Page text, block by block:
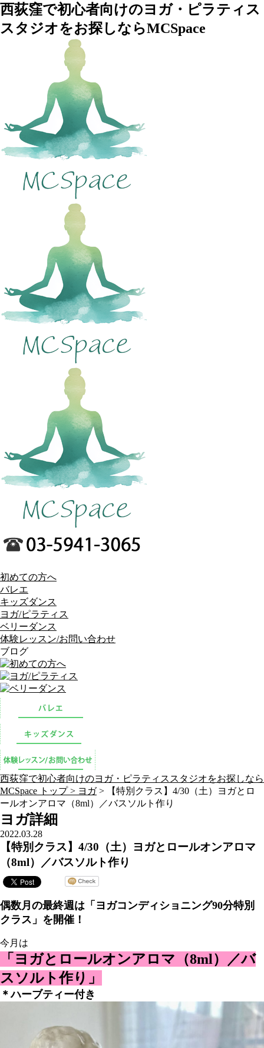
西荻窪で初心者向けのヨガ・ピラティス
スタジオをお探しならMCSpace
初めての方へ
バレエ
キッズダンス
ヨガ/ピラティス
ベリーダンス
体験レッスン/お問い合わせ
ブログ
西荻窪で初心者向けのヨガ・ピラティススタジオをお探しなら
MCSpace トップ > ヨガ> 【特別クラス】4/30（土）ヨガとロ
ールオンアロマ（8ml）／バスソルト作り
ヨガ詳細
2022.03.28
【特別クラス】4/30（土）ヨガとロールオンアロマ
（8ml）／バスソルト作り
偶数月の最終週は「ヨガコンディショニング90分特別
クラス」を開催！
今月は
「ヨガとロールオンアロマ（8ml）／バ
スソルト作り」
＊ハーブティー付き